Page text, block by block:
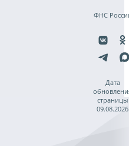
ФНС
Дата
страницы
09.08.2026